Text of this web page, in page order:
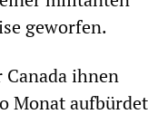
geworfen.
ihnen
Monat